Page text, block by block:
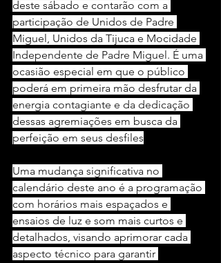
deste sábado e contarão com a
participação de Unidos de Padre
Miguel, Unidos da Tijuca e Mocidade
Independente de Padre Miguel. É uma
ocasião especial em que o público
poderá em primeira mão desfrutar da
energia contagiante e da dedicação
dessas agremiações em busca da
perfeição em seus desfiles
Uma mudança significativa no
calendário deste ano é a programação
com horários mais espaçados e
ensaios de luz e som mais curtos e
detalhados, visando aprimorar cada
aspecto técnico para garantir